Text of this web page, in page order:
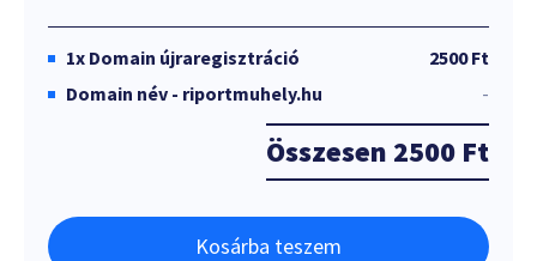
1x Domain újraregisztráció
2500 Ft
Domain név - riportmuhely.hu
-
Összesen 2500 Ft
Kosárba teszem